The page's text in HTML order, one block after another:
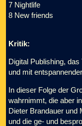
7 Nightlife
8 New friends
Kritik:
Digital Publishing,
und mit
In dieser Folge der
wahrnimmt, die aber
Dieter Brandauer und
und die ge- und